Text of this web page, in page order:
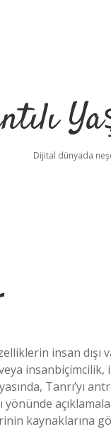
Dijital dünyada
insan dışı
insanbiçimcilik,
Tanrı’yı
kaynaklarına